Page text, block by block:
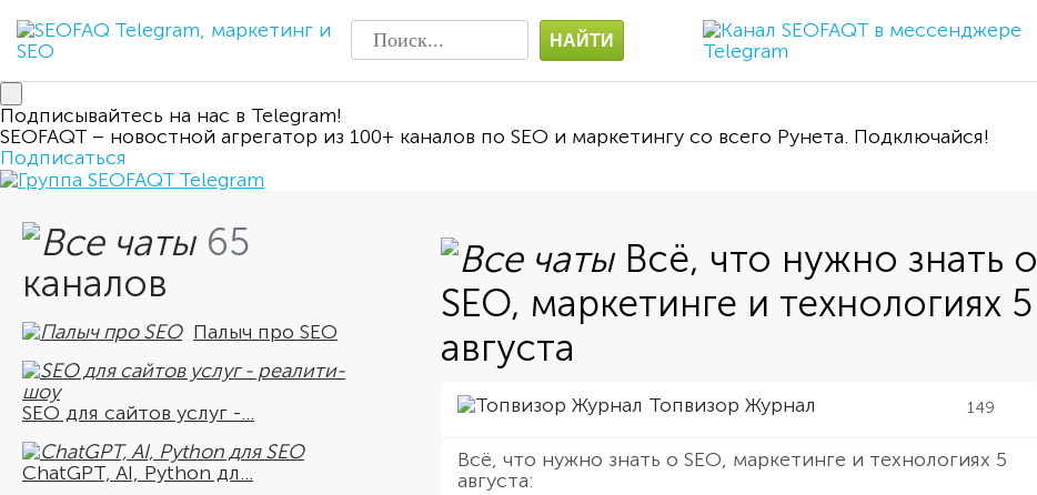
Подписывайтесь на нас в Telegram!
SEOFAQT – новостной агрегатор из 100+ каналов по SEO и маркетингу со всего Рунета. Подключайся!
Подписаться
65
каналов
Палыч про SEO
SEO для сайтов услуг -...
ChatGPT, AI, Python дл...
Всё, что нужно знать о
SEO, маркетинге и технологиях 5
августа
Топвизор Журнал 149
Всё, что нужно знать о SEO, маркетинге и технологиях 5
августа: